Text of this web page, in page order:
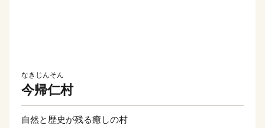
なきじんそん
今帰仁村
自然と歴史が残る癒しの村